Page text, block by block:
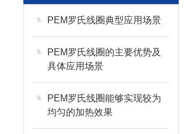
PEM罗氏线圈典型应用场景
PEM罗氏线圈的主要优势及
具体应用场景
PEM罗氏线圈能够实现较为
均匀的加热效果